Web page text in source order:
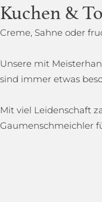
Kuchen &
Creme, Sahne oder
Unsere mit
sind immer etwas
Mit viel Leidenschaft
Gaumenschmeichler